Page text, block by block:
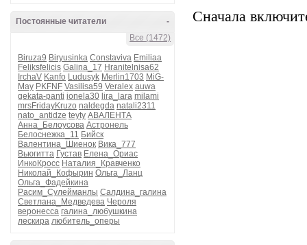
-
Постоянные читатели
Все (1472)
Biruza9 Biryusinka Constaviva Emiliaa
Feliksfelicis Galina_17 Hranitelnisa62
IrchaV Kanfo Ludusyk Merlin1703 MiG-
May PKFNF Vasilisa59 Veralex auwa
gekata-panti ionela30 lira_lara milami
mrsFridayKruzo naldegda natali2311
nato_antidze teyty АВАЛЕНТА
Анна_Белоусова Астронель
Белоснежка_11 Бийск
Валентина_Шиенок Вика_777
Вьюгитта Густав Елена_Ориас
ИнкоКросс Наталия_Кравченко
Николай_Кофырин Ольга_Ланц
Ольга_Фадейкина
Расим_Сулейманлы Салдина_галина
Светлана_Медведева Чероля
веронесса галина_любушкина
лескира любитель_оперы
Сначала